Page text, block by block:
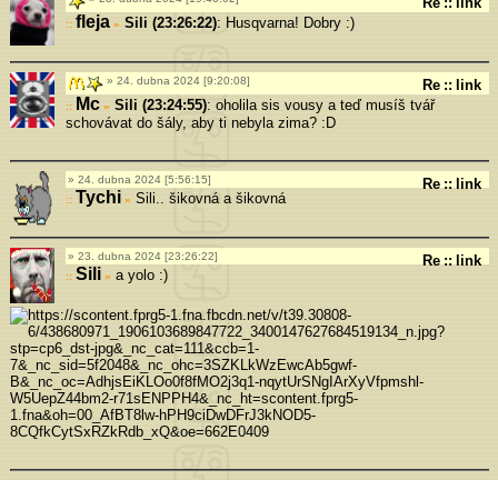
fleja» Sili (23:26:22): Husqvarna! Dobry :)
24. dubna 2024 [9:20:08] Re :: link
Mc» Sili (23:24:55): oholila sis vousy a teď musíš tvář
schovávat do šály, aby ti nebyla zima? :D
24. dubna 2024 [5:56:15] Re :: link
Tychi » Sili.. šikovná a šikovná
23. dubna 2024 [23:26:22] Re :: link
Sili » a yolo :)